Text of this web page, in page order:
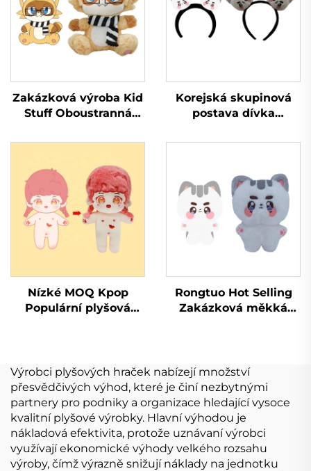
Zakázková výroba Kid
Stuff Oboustranná
panenka Plyšáky
plyšová hračka
Korejská skupinová
postava dívka
plyšová roztomilá
Nízké MOQ Kpop
Populární plyšová
Rongtuo Hot Selling
Zakázková měkká
panenku 10 cm
Výrobci plyšových hraček nabízejí množství
přesvědčivých výhod, které je činí nezbytnými
partnery pro podniky a organizace hledající vysoce
kvalitní plyšové výrobky. Hlavní výhodou je
nákladová efektivita, protože uznávaní výrobci
využívají ekonomické výhody velkého rozsahu
výroby, čímž výrazně snižují náklady na jednotku